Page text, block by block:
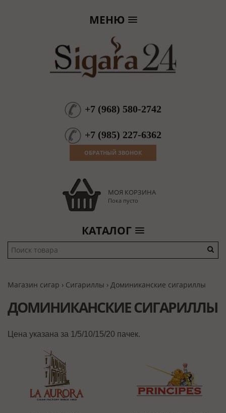
МЕНЮ
+7 (968) 580-2742
+7 (985) 227-6362
ОБРАТНЫЙ ЗВОНОК
МОЯ КОРЗИНА
Пока пусто
КАТАЛОГ
Магазин сигар › Сигариллы › Доминиканские сигариллы
ДОМИНИКАНСКИЕ СИГАРИЛЛЫ
Цена указана за 1/5/10/15/20 пачек.